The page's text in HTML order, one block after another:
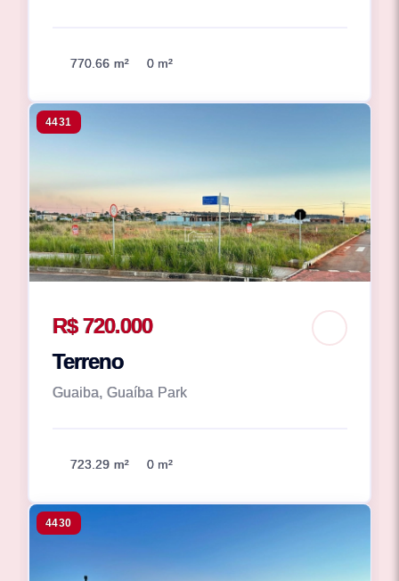
770.66 m² 0 m²
4431
R$ 720.000
Terreno
Guaiba, Guaíba Park
723.29 m² 0 m²
4430